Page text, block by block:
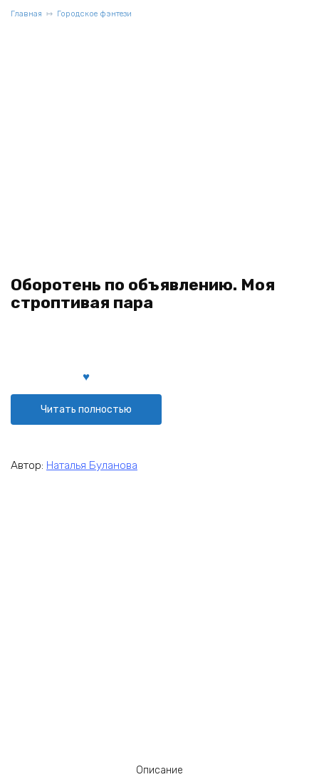
Главная Городское фэнтези
Оборотень по объявлению. Моя
строптивая пара
Читать полностью
Автор: Наталья Буланова
Описание